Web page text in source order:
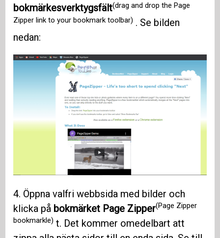
bokmärkesverktygsfält(drag and drop the Page
Zipper link to your bookmark toolbar) . Se bilden
nedan:
4. Öppna valfri webbsida med bilder och
klicka på bokmärket Page Zipper(Page Zipper
bookmarkle) t. Det kommer omedelbart att